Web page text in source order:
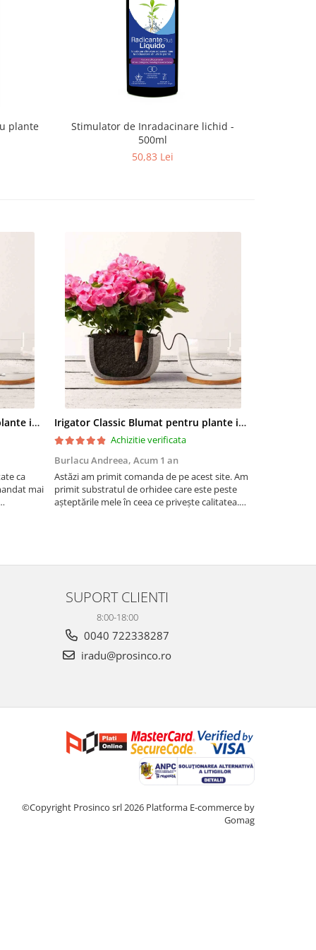
plante
Stimulator de Inradacinare lichid -
500ml
50,83 Lei
Irigator Classic Blumat pentru plante in ghiveci, debit 75ml pana la 125 ml/24 h
ca
mai
Irigator Classic Blumat pentru plante in ghiveci, debit 75ml pana la 125 ml/24 h
Achizitie verificata
Burlacu Andreea, Acum 1 an
Astăzi am primit comanda de pe acest site. Am
primit substratul de orhidee care este peste
așteptările mele în ceea ce privește calitatea.
SUPORT CLIENTI
8:00-18:00
0040 722338287
iradu@prosinco.ro
©Copyright Prosinco srl 2026 Platforma E-commerce by
Gomag